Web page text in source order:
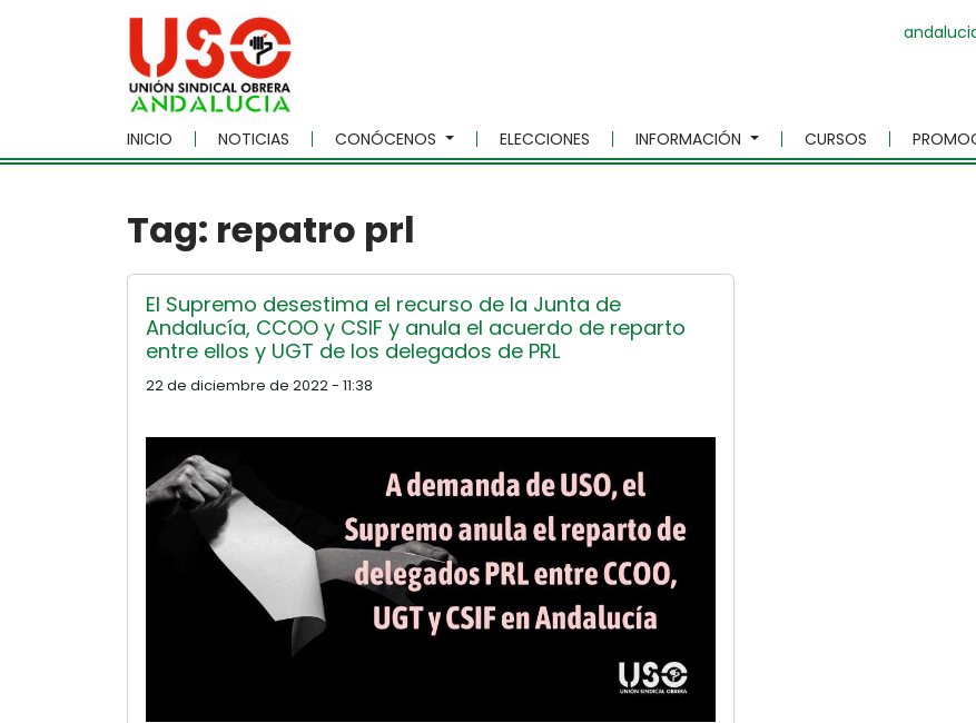
Skip to main content
INICIO NOTICIAS CONÓCENOS ELECCIONES INFORMACIÓN CURSOS
Tag: repatro prl
El Supremo desestima el recurso de la Junta de
Andalucía, CCOO y CSIF y anula el acuerdo de reparto
entre ellos y UGT de los delegados de PRL
22 de diciembre de 2022 - 11:38